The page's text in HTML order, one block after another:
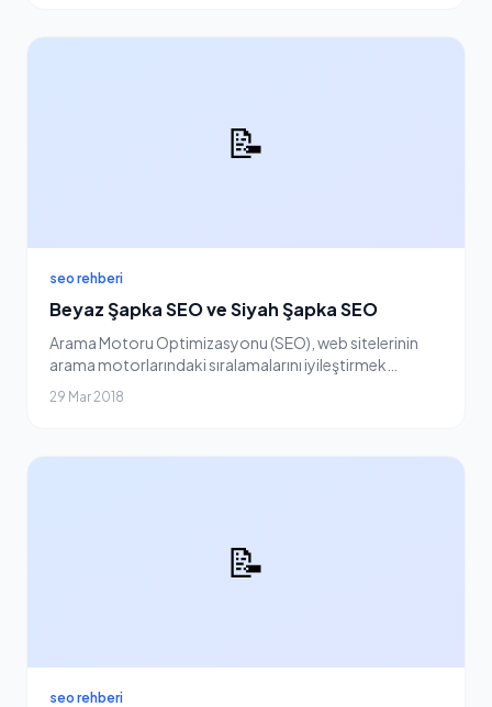
📝
seo rehberi
Beyaz Şapka SEO ve Siyah Şapka SEO
Arama Motoru Optimizasyonu (SEO), web sitelerinin
arama motorlarındaki sıralamalarını iyileştirmek
amacıyla uygulanan teknikler bütünüdür. Bu teknikler,
"Beyaz Şapka SEO" ve "Siyah Şapka SEO" olmak üz...
29 Mar 2018
📝
seo rehberi